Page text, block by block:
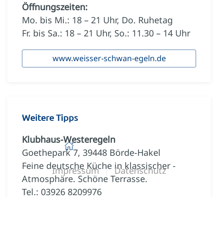
Öffnungszeiten:
Mo. bis Mi.: 18 – 21 Uhr, Do. Ruhetag
Fr. bis Sa.: 18 – 21 Uhr, So.: 11.30 – 14 Uhr
www.weisser-schwan-egeln.de
Weitere Tipps
Klubhaus-Westeregeln
Goethepark 7, 39448 Börde-Hakel
Feine deutsche Küche in klassischer ­
Atmosphäre. Schöne Terrasse.
Tel.: 03926 8209976
Zurück zur Startseite
Impressum Datenschutz